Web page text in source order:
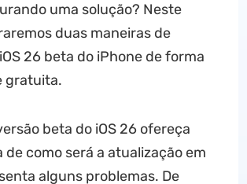
uma solução? Neste
duas maneiras de
26 beta do iPhone de forma
gratuita.
beta do iOS 26 ofereça
de como será a atualização em
alguns problemas. De